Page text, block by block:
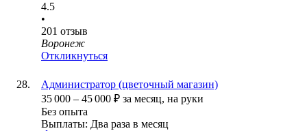
4.5
•
201 отзыв
Воронеж
Откликнуться
Администратор (цветочный магазин)
35 000 – 45 000 ₽ за месяц, на руки
Без опыта
Выплаты: Два раза в месяц